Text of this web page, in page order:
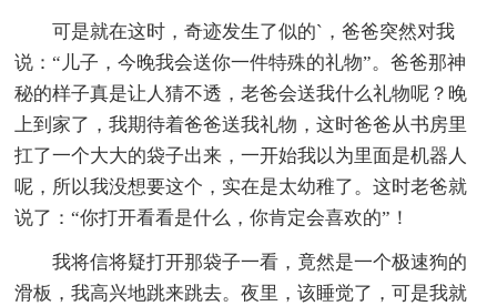
可是就在这时，奇迹发生了似的`，爸爸突然对我
说：“儿子，今晚我会送你一件特殊的礼物”。爸爸那神
秘的样子真是让人猜不透，老爸会送我什么礼物呢？晚
上到家了，我期待着爸爸送我礼物，这时爸爸从书房里
扛了一个大大的袋子出来，一开始我以为里面是机器人
呢，所以我没想要这个，实在是太幼稚了。这时老爸就
说了：“你打开看看是什么，你肯定会喜欢的”！
我将信将疑打开那袋子一看，竟然是一个极速狗的
滑板，我高兴地跳来跳去。夜里，该睡觉了，可是我就